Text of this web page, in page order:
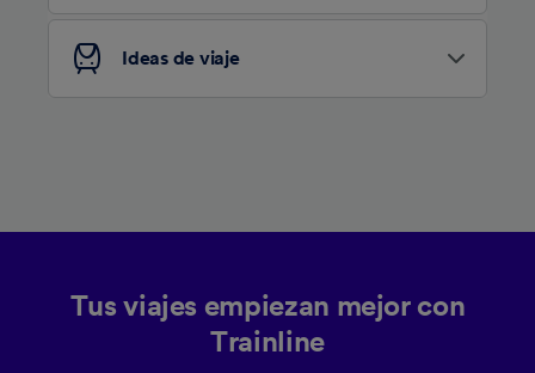
Ideas de viaje
Tus viajes empiezan mejor con
Trainline